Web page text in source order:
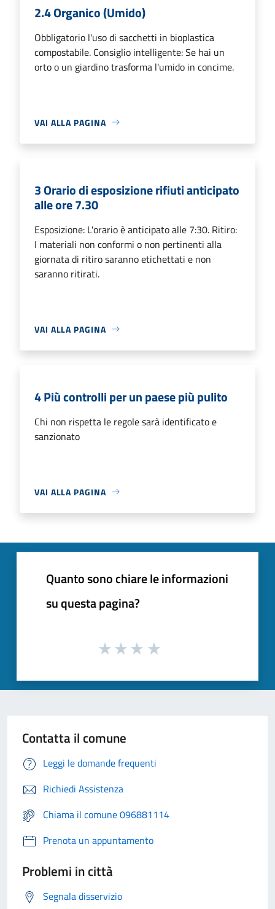
2.4 Organico (Umido)
Obbligatorio l'uso di sacchetti in bioplastica
compostabile. Consiglio intelligente: Se hai un
orto o un giardino trasforma l'umido in concime.
VAI ALLA PAGINA
3 Orario di esposizione rifiuti anticipato
alle ore 7.30
Esposizione: L'orario è anticipato alle 7:30. Ritiro:
I materiali non conformi o non pertinenti alla
giornata di ritiro saranno etichettati e non
saranno ritirati.
VAI ALLA PAGINA
4 Più controlli per un paese più pulito
Chi non rispetta le regole sarà identificato e
sanzionato
VAI ALLA PAGINA
Quanto sono chiare le informazioni
su questa pagina?
Contatta il comune
Leggi le domande frequenti
Richiedi Assistenza
Chiama il comune 096881114
Prenota un appuntamento
Problemi in città
Segnala disservizio